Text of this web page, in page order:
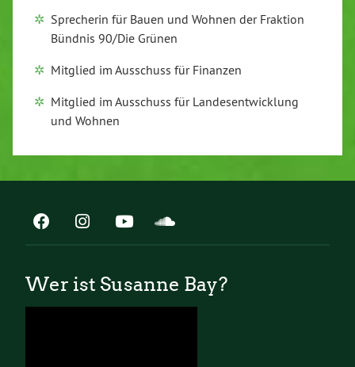
Sprecherin für Bauen und Wohnen der Fraktion
Bündnis 90/Die Grünen
Mitglied im Ausschuss für Finanzen
Mitglied im Ausschuss für Landesentwicklung
und Wohnen
Wer ist Susanne Bay?